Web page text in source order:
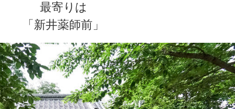
最寄りは
「新井薬師前」